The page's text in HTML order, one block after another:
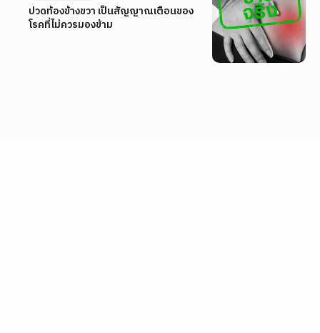
ปวดท้องข้างขวา เป็นสัญญาณเตือนของ
โรคที่ไม่ควรมองข้าม